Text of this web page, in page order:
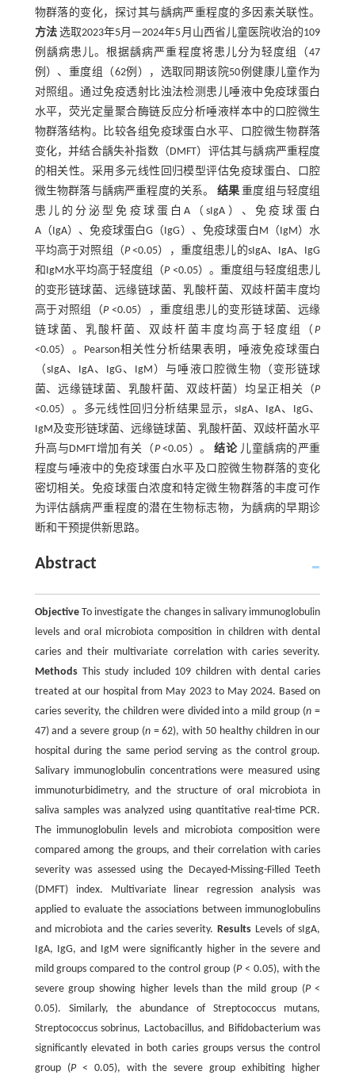
物群落的变化，探讨其与龋病严重程度的多因素关联性。
方法选取2023年5月—2024年5月山西省儿童医院收治的109
例龋病患儿。根据龋病严重程度将患儿分为轻度组（47
例）、重度组（62例），选取同期该院50例健康儿童作为
对照组。通过免疫透射比浊法检测患儿唾液中免疫球蛋白
水平，荧光定量聚合酶链反应分析唾液样本中的口腔微生
物群落结构。比较各组免疫球蛋白水平、口腔微生物群落
变化，并结合龋失补指数（DMFT）评估其与龋病严重程度
的相关性。采用多元线性回归模型评估免疫球蛋白、口腔
微生物群落与龋病严重程度的关系。 结果 重度组与轻度组
患儿的分泌型免疫球蛋白A（sIgA）、免疫球蛋白
A（IgA）、免疫球蛋白G（IgG）、免疫球蛋白M（IgM）水
平均高于对照组（P<0.05），重度组患儿的sIgA、IgA、IgG
和IgM水平均高于轻度组（P<0.05）。重度组与轻度组患儿
的变形链球菌、远缘链球菌、乳酸杆菌、双歧杆菌丰度均
高于对照组（P<0.05），重度组患儿的变形链球菌、远缘
链球菌、乳酸杆菌、双歧杆菌丰度均高于轻度组（P
<0.05）。Pearson相关性分析结果表明，唾液免疫球蛋白
（sIgA、IgA、IgG、IgM）与唾液口腔微生物（变形链球
菌、远缘链球菌、乳酸杆菌、双歧杆菌）均呈正相关（P
<0.05）。多元线性回归分析结果显示，sIgA、IgA、IgG、
IgM及变形链球菌、远缘链球菌、乳酸杆菌、双歧杆菌水平
升高与DMFT增加有关（ P<0.05）。结论儿童龋病的严重
程度与唾液中的免疫球蛋白水平及口腔微生物群落的变化
密切相关。免疫球蛋白浓度和特定微生物群落的丰度可作
为评估龋病严重程度的潜在生物标志物，为龋病的早期诊
断和干预提供新思路。
Abstract
ObjectiveTo investigate the changes in salivary immunoglobulin
levels and oral microbiota composition in children with dental
caries and their multivariate correlation with caries severity.
MethodsThis study included 109 children with dental caries
treated at our hospital from May 2023 to May 2024. Based on
caries severity, the children were divided into a mild group (n =
47) and a severe group (n= 62), with 50 healthy children in our
hospital during the same period serving as the control group.
Salivary immunoglobulin concentrations were measured using
immunoturbidimetry, and the structure of oral microbiota in
saliva samples was analyzed using quantitative real-time PCR.
The immunoglobulin levels and microbiota composition were
compared among the groups, and their correlation with caries
severity was assessed using the Decayed-Missing-Filled Teeth
(DMFT) index. Multivariate linear regression analysis was
applied to evaluate the associations between immunoglobulins
and microbiota and the caries severity. Results Levels of sIgA,
IgA, IgG, and IgM were significantly higher in the severe and
mild groups compared to the control group (P< 0.05), with the
severe group showing higher levels than the mild group (P<
0.05). Similarly, the abundance of Streptococcus mutans,
Streptococcus sobrinus, Lactobacillus, and Bifidobacterium was
significantly elevated in both caries groups versus the control
group (P< 0.05), with the severe group exhibiting higher